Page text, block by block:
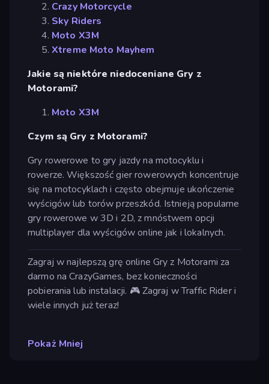
Crazy Motorcycle
Sky Riders
Moto X3M
Xtreme Moto Mayhem
Jakie są niektóre niedoceniane Gry z
Motorami?
Moto X3M
Czym są Gry z Motorami?
Gry rowerowe to gry jazdy na motocyklu i
rowerze. Większość gier rowerowych koncentruje
się na motocyklach i często obejmuje ukończenie
wyścigów lub torów przeszkód. Istnieją popularne
gry rowerowe w 3D i 2D, z mnóstwem opcji
multiplayer dla wyścigów online jak i lokalnych.
Zagraj w najlepszą grę online Gry z Motorami za
darmo na CrazyGames, bez konieczności
pobierania lub instalacji. 🎮 Zagraj w Traffic Rider i
wiele innych już teraz!
Pokaż Mniej